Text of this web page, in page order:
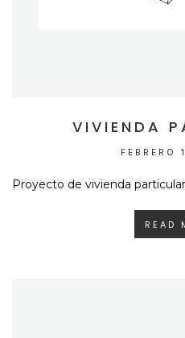
VIVIENDA
FEBRERO
Proyecto de vivienda
READ